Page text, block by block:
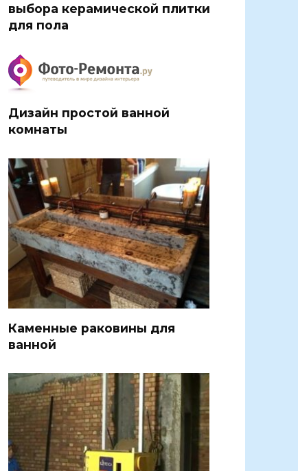
выбора керамической плитки
для пола
Дизайн простой ванной
комнаты
Каменные раковины для
ванной